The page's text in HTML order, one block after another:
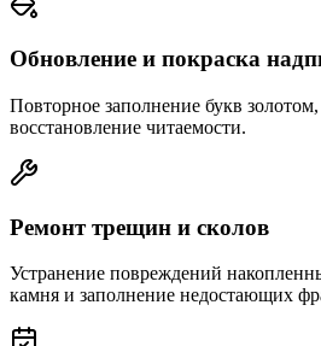
Обновление и покраска
Повторное заполнение букв
восстановление читаемости.
Ремонт трещин и сколов
Устранение повреждений
камня и заполнение недостающих